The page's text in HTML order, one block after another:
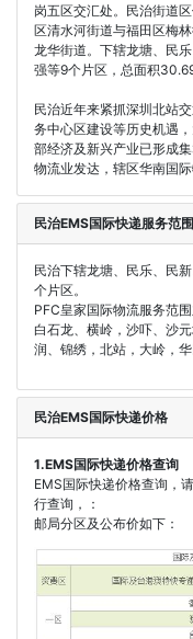
岗五区交汇处。民治街道
区清水河街道与福田区梅
龙华街道。下辖龙塘、民
强等9个片区，总面积
民治近年来紧抓深圳北站
务中心区建设等历史机遇
部经济及新兴产业已形成
物流业发达，辖区华南国
民治EMS国际快递服务范围
民治下辖龙塘、民乐、民
个片区。
PFC皇家国际物流服务范
白石龙、横岭，沙吓、沙
润、锦绣，北站，大岭，
民治EMS国际快递价格
1.EMS国际快递价格查询
EMS国际快递价格查询，
行查询，：
邮局分区及公布价如下：